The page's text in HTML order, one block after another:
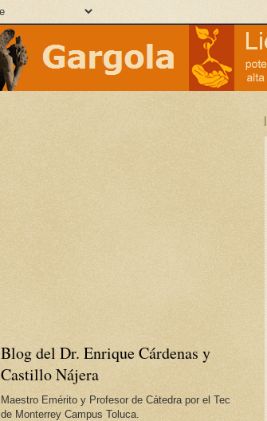
Blog del Dr. Enrique Cárdenas y
Castillo Nájera
Maestro Emérito y Profesor de Cátedra por el Tec
de Monterrey Campus Toluca.